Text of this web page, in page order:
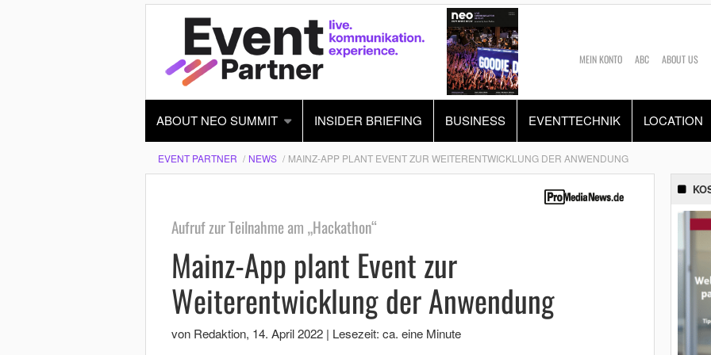
MEIN KONTO ABC ABOUT US
ABOUT NEO SUMMIT INSIDER BRIEFING BUSINESS EVENTTECHNIK LOCATION
EVENT PARTNER NEWS MAINZ-APP PLANT EVENT ZUR WEITERENTWICKLUNG DER ANWENDUNG
Aufruf zur Teilnahme am „Hackathon“
Mainz-App plant Event zur
Weiterentwicklung der Anwendung
von Redaktion, 14. April 2022 | Lesezeit: ca. eine Minute